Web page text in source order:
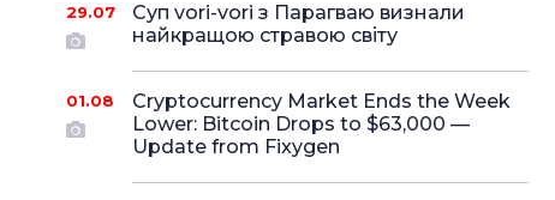
29.07
Суп vori-vori з Парагваю визнали
найкращою стравою світу
01.08
Cryptocurrency Market Ends the Week
Lower: Bitcoin Drops to $63,000 —
Update from Fixygen